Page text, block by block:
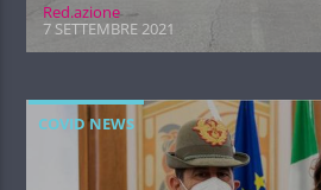
Red.azione
7 SETTEMBRE 2021
COVID NEWS